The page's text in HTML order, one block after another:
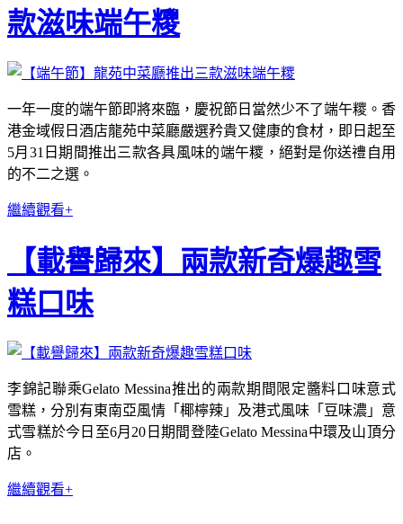
款滋味端午糭
一年一度的端午節即將來臨，慶祝節日當然少不了端午糭。香
港金域假日酒店龍苑中菜廳嚴選矜貴又健康的食材，即日起至
5月31日期間推出三款各具風味的端午糭，絕對是你送禮自用
的不二之選。
繼續觀看+
【載譽歸來】兩款新奇爆趣雪
糕口味
李錦記聯乘Gelato Messina推出的兩款期間限定醬料口味意式
雪糕，分別有東南亞風情「椰檸辣」及港式風味「豆味濃」意
式雪糕於今日至6月20日期間登陸Gelato Messina中環及山頂分
店。
繼續觀看+